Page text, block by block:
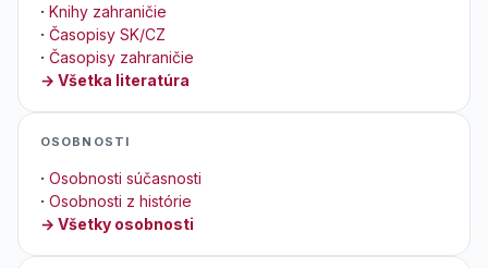
· Knihy zahraničie
· Časopisy SK/CZ
· Časopisy zahraničie
→ Všetka literatúra
OSOBNOSTI
· Osobnosti súčasnosti
· Osobnosti z histórie
→ Všetky osobnosti